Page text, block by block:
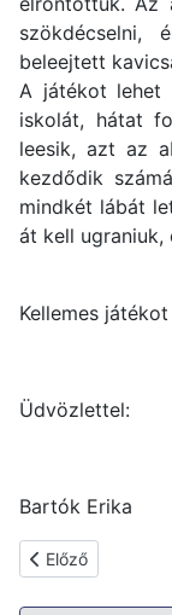
szökdécselni,
beleejtett
A játékot lehet
iskolát, hátat
leesik, azt az
kezdődik
mindkét lábát
át kell ugraniuk,
Kellemes
Üdvözlettel:
Bartók Erika
Előző cikk:
Előző